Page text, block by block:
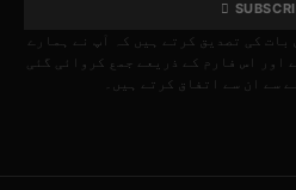
بات کی تصدیق کرتے ہیں کہ آپ نے ہمارے
اور اس فارم کے ذریعے جمع کروائی گئی
سے ان سے اتفاق کرتے ہیں۔